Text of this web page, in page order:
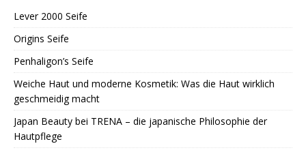
Lever 2000 Seife
Origins Seife
Penhaligon’s Seife
Weiche Haut und moderne Kosmetik: Was die Haut wirklich
geschmeidig macht
Japan Beauty bei TRENA – die japanische Philosophie der
Hautpflege